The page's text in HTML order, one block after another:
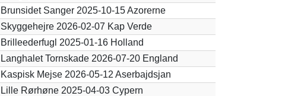
Brunsidet Sanger 2025-10-15 Azorerne
Skyggehejre 2026-02-07 Kap Verde
Brilleederfugl 2025-01-16 Holland
Langhalet Tornskade 2026-07-20 England
Kaspisk Mejse 2026-05-12 Aserbajdsjan
Lille Rørhøne 2025-04-03 Cypern